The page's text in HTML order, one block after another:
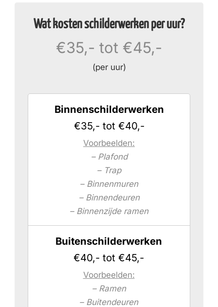
Wat kosten schilderwerken per uur?
€35,- tot €45,-
(per uur)
Binnenschilderwerken
€35,- tot €40,-
Voorbeelden:
– Plafond
– Trap
– Binnenmuren
– Binnendeuren
– Binnenzijde ramen
Buitenschilderwerken
€40,- tot €45,-
Voorbeelden:
– Ramen
– Buitendeuren